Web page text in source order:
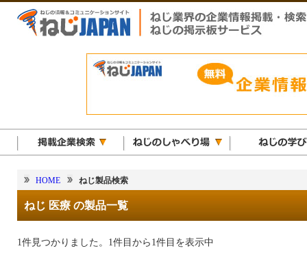
HOME ねじ製品検索
ねじ 医療 の製品一覧
1件見つかりました。1件目から1件目を表示中